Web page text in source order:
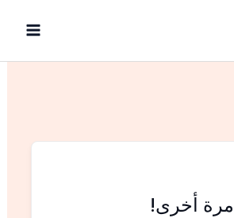
مرة أخرى!